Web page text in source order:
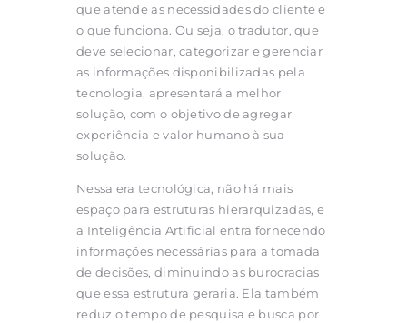
que atende as necessidades do cliente e
o que funciona. Ou seja, o tradutor, que
deve selecionar, categorizar e gerenciar
as informações disponibilizadas pela
tecnologia, apresentará a melhor
solução, com o objetivo de agregar
experiência e valor humano à sua
solução.
Nessa era tecnológica, não há mais
espaço para estruturas hierarquizadas, e
a Inteligência Artificial entra fornecendo
informações necessárias para a tomada
de decisões, diminuindo as burocracias
que essa estrutura geraria. Ela também
reduz o tempo de pesquisa e busca por